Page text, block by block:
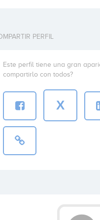
PERFIL
Este perfil tiene una gran
compartirlo con todos?
X